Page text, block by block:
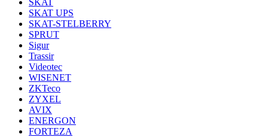
SKAT
SKAT UPS
SKAT-STELBERRY
SPRUT
Sigur
Trassir
Videotec
WISENET
ZKTeco
ZYXEL
AVIX
ENERGON
FORTEZA